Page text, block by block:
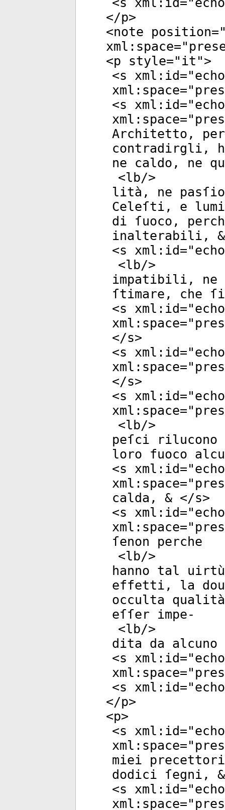
</p>
<note position
xml:space="
<p style=" it ">
<s xml:id="
xml:space="
<s xml:id="
xml:space="
Architetto,
contradirgli,
ne caldo, ne
<lb/>
lità, ne
Celeſti, e
di ſuoco,
inalterabili,
<s xml:id="
<lb/>
impatibili, ne
ſtimare, che
<s xml:id="
xml:space="
</s>
<s xml:id="
xml:space="
</s>
<s xml:id="
xml:space="
<lb/>
peſci rilucono
loro fuoco
<s xml:id="
xml:space="
calda, & </s>
<s xml:id="
xml:space="
ſenon perche
<lb/>
hanno tal
effetti, la
occulta
eſſer impe-
<lb/>
dita da alcuno
<s xml:id="
xml:space="
<s xml:id="
</p>
<p>
<s xml:id="
xml:space="
miei
dodici ſegni,
<s xml:id="
xml:space="